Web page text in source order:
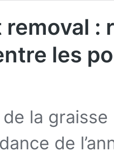
removal :
les
de la
de